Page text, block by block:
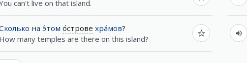
can't live on that island.
на э́том о́строве хра́мов?
How many temples are there on this island?